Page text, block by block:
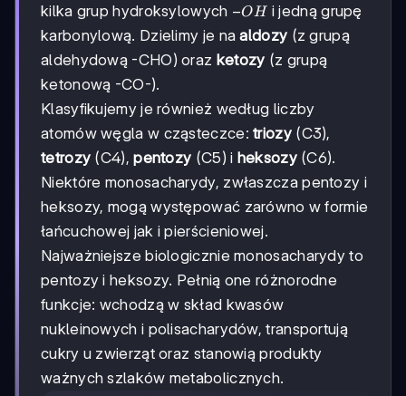
kilka grup hydroksylowych -
OH
−OH i jedną grupę
karbonylową. Dzielimy je naaldozy (z grupą
aldehydową -CHO) oraz ketozy (z grupą
ketonową -CO-).
Klasyfikujemy je również według liczby
atomów węgla w cząsteczce:triozy(C3),
tetrozy (C4),pentozy (C5) i heksozy(C6).
Niektóre monosacharydy, zwłaszcza pentozy i
heksozy, mogą występować zarówno w formie
łańcuchowej jak i pierścieniowej.
Najważniejsze biologicznie monosacharydy to
pentozy i heksozy. Pełnią one różnorodne
funkcje: wchodzą w skład kwasów
nukleinowych i polisacharydów, transportują
cukry u zwierząt oraz stanowią produkty
ważnych szlaków metabolicznych.